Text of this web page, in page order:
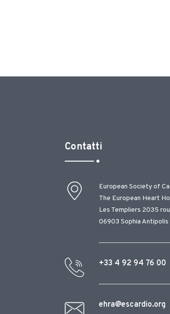
Contatti
European Society of
The European Heart
Les Templiers 2035
06903 Sophia Antipolis
+33 4 92 94 76 00
ehra@escardio.org